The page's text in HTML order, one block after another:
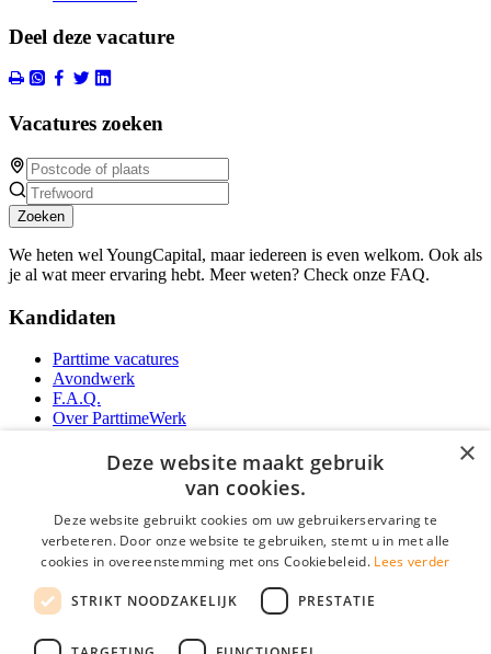
Deel deze vacature
Vacatures zoeken
Zoeken
We heten wel YoungCapital, maar iedereen is even welkom. Ook als
je al wat meer ervaring hebt. Meer weten? Check onze FAQ.
Kandidaten
Parttime vacatures
Avondwerk
F.A.Q.
Over ParttimeWerk
YoungCapital Android App
Parttime personeel
Vacature aanmelden
Partners
×
Deze website maakt gebruik
van cookies.
Deze website gebruikt cookies om uw gebruikerservaring te
verbeteren. Door onze website te gebruiken, stemt u in met alle
cookies in overeenstemming met ons Cookiebeleid. Lees verder
STRIKT NOODZAKELIJK PRESTATIE